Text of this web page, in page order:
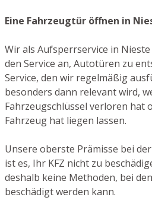
Eine Fahrzeugtür öffnen in
Wir als Aufsperrservice in
den Service an, Autotüren zu
Service, den wir regelmäßig
besonders dann relevant wird,
Fahrzeugschlüssel verloren hat
Fahrzeug hat liegen lassen.
Unsere oberste Prämisse bei
ist es, Ihr KFZ nicht zu
deshalb keine Methoden, bei
beschädigt werden kann.